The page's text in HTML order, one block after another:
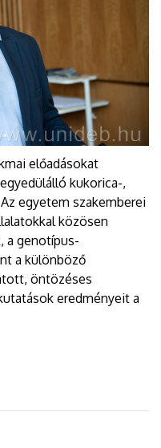
előadásokat
kukorica-,
egyetem szakemberei
közösen
a genotípus-
a különböző
öntözéses
eredményeit a